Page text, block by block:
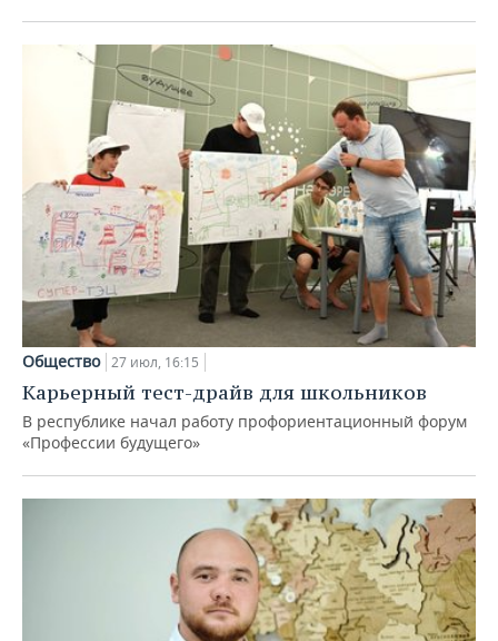
Общество 27 июл, 16:15
Карьерный тест-драйв для школьников
В республике начал работу профориентационный форум
«Профессии будущего»